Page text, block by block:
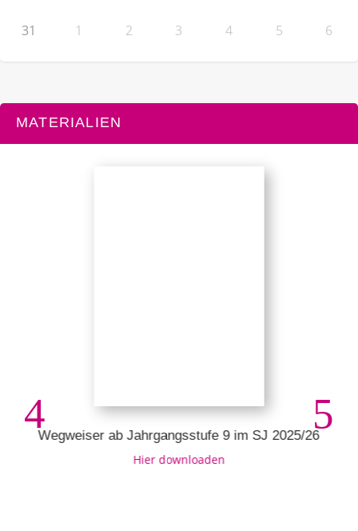
31 1 2 3 4 5 6
MATERIALIEN
Wegweiser ab Jahrgangsstufe 9 im SJ 2025/26
Hier downloaden